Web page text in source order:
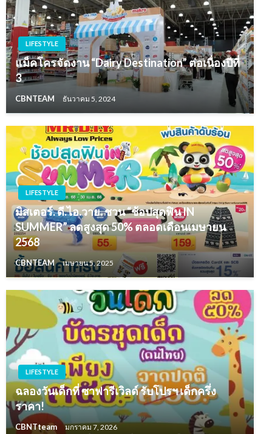
LIFESTYLE
แม็คโครจัดงาน “Dairy Destination” ต่อเนื่องปีที่
3
CBNTEAM ธันวาคม 5, 2024
LIFESTYLE
มิสเตอร์. ดี.ไอ.วาย. ชวน “ช้อปสุดฟิน IN
SUMMER” ลดสูงสุด 50% ตลอดเดือนเมษายน
2568
CBNTEAM เมษายน 5, 2025
LIFESTYLE
ฉลองวันเด็กที่ ซาฟารีเวิลด์ รับโปรฯ เด็กครึ่ง
ราคา!
CBNTteam มกราคม 7, 2026